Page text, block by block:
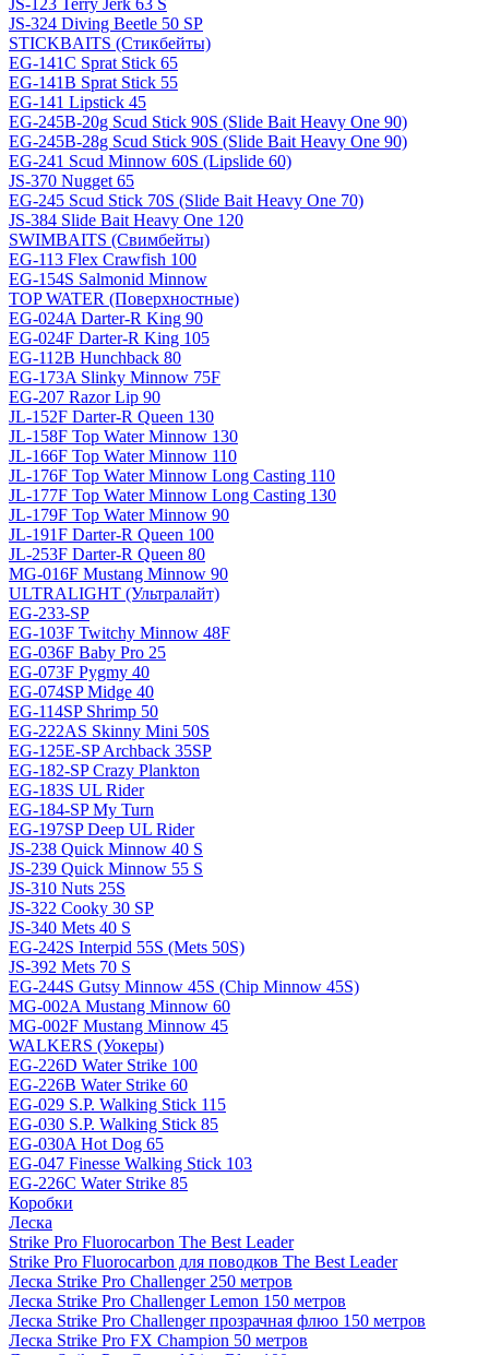
JS-123 Terry Jerk 63 S
JS-324 Diving Beetle 50 SP
STICKBAITS (Стикбейты)
EG-141C Sprat Stick 65
EG-141B Sprat Stick 55
EG-141 Lipstick 45
EG-245B-20g Scud Stick 90S (Slide Bait Heavy One 90)
EG-245B-28g Scud Stick 90S (Slide Bait Heavy One 90)
EG-241 Scud Minnow 60S (Lipslide 60)
JS-370 Nugget 65
EG-245 Scud Stick 70S (Slide Bait Heavy One 70)
JS-384 Slide Bait Heavy One 120
SWIMBAITS (Свимбейты)
EG-113 Flex Crawfish 100
EG-154S Salmonid Minnow
TOP WATER (Поверхностные)
EG-024A Darter-R King 90
EG-024F Darter-R King 105
EG-112B Hunchback 80
EG-173A Slinky Minnow 75F
EG-207 Razor Lip 90
JL-152F Darter-R Queen 130
JL-158F Top Water Minnow 130
JL-166F Top Water Minnow 110
JL-176F Top Water Minnow Long Casting 110
JL-177F Top Water Minnow Long Casting 130
JL-179F Top Water Minnow 90
JL-191F Darter-R Queen 100
JL-253F Darter-R Queen 80
MG-016F Mustang Minnow 90
ULTRALIGHT (Ультралайт)
EG-233-SP
EG-103F Twitchy Minnow 48F
EG-036F Baby Pro 25
EG-073F Pygmy 40
EG-074SP Midge 40
EG-114SP Shrimp 50
EG-222AS Skinny Mini 50S
EG-125E-SP Archback 35SP
EG-182-SP Crazy Plankton
EG-183S UL Rider
EG-184-SP My Turn
EG-197SP Deep UL Rider
JS-238 Quick Minnow 40 S
JS-239 Quick Minnow 55 S
JS-310 Nuts 25S
JS-322 Cooky 30 SP
JS-340 Mets 40 S
EG-242S Interpid 55S (Mets 50S)
JS-392 Mets 70 S
EG-244S Gutsy Minnow 45S (Chip Minnow 45S)
MG-002A Mustang Minnow 60
MG-002F Mustang Minnow 45
WALKERS (Уокеры)
EG-226D Water Strike 100
EG-226B Water Strike 60
EG-029 S.P. Walking Stick 115
EG-030 S.P. Walking Stick 85
EG-030A Hot Dog 65
EG-047 Finesse Walking Stick 103
EG-226C Water Strike 85
Коробки
Леска
Strike Pro Fluorocarbon The Best Leader
Strike Pro Fluorocarbon для поводков The Best Leader
Леска Strike Pro Challenger 250 метров
Леска Strike Pro Challenger Lemon 150 метров
Леска Strike Pro Challenger прозрачная флюо 150 метров
Леска Strike Pro FX Champion 50 метров